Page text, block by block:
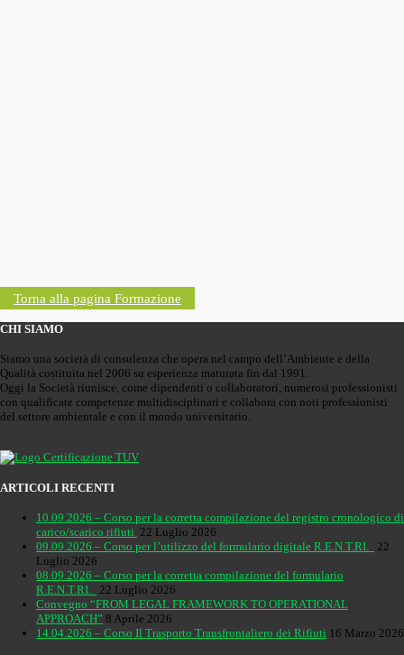
Torna alla pagina Formazione
CHI SIAMO
Siamo una società di consulenza che opera nel campo dell’Ambiente e della
Qualità costituita nel 2006 su esperienza maturata fin dal 1991.
Oggi la Società riunisce, come dipendenti o collaboratori, numerosi professionisti
con qualificate competenze multidisciplinari e collabora con noti professionisti
del settore ambientale e con il mondo universitario.
ARTICOLI RECENTI
10.09.2026 – Corso per la corretta compilazione del registro cronologico di
carico/scarico rifiuti 22 Luglio 2026
09.09.2026 – Corso per l’utilizzo del formulario digitale R.E.N.T.RI.
22
Luglio 2026
08.09.2026 – Corso per la corretta compilazione del formulario
R.E.N.T.RI.
22 Luglio 2026
Convegno “FROM LEGAL FRAMEWORK TO OPERATIONAL
APPROACH” 8 Aprile 2026
14.04.2026 – Corso Il Trasporto Transfrontaliero dei Rifiuti 16 Marzo 2026